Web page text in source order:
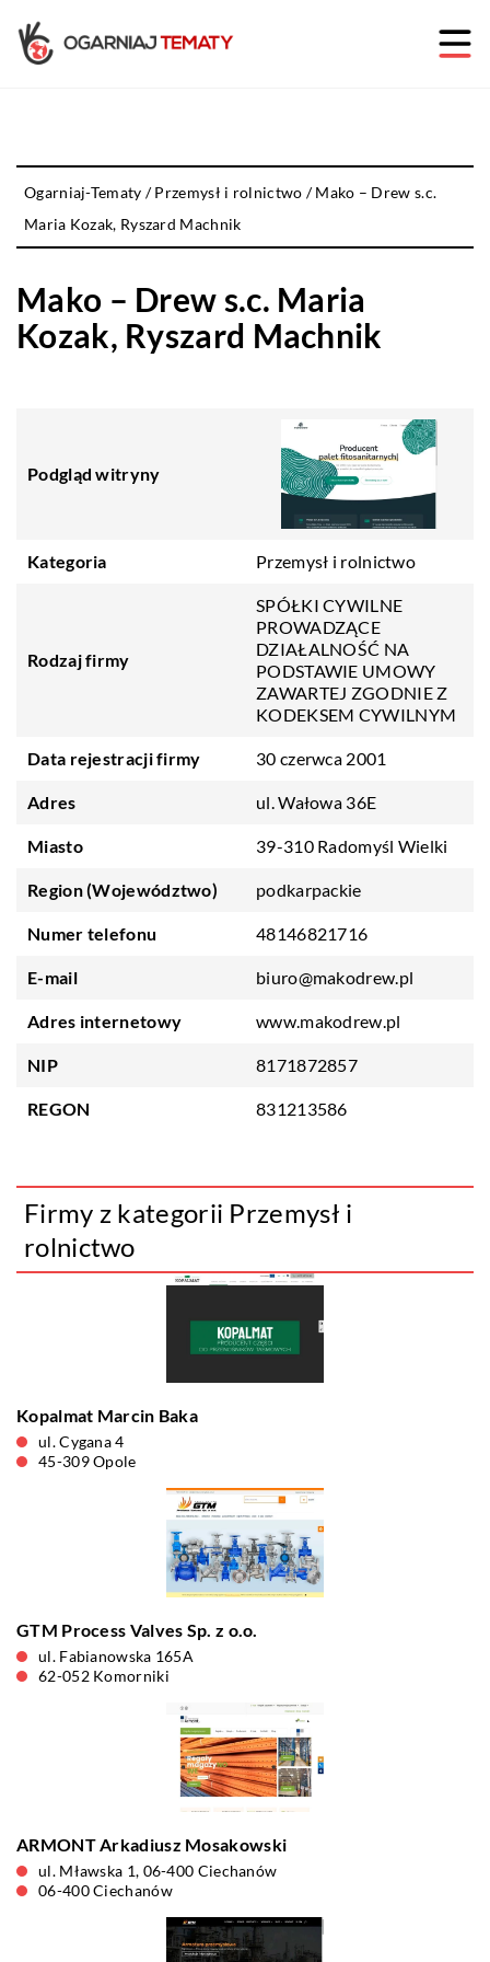
Ogarniaj-Tematy /Przemysł i rolnictwo /Mako – Drew s.c.
Maria Kozak, Ryszard Machnik
Mako – Drew s.c. Maria
Kozak, Ryszard Machnik
Podgląd witryny
Kategoria Przemysł i rolnictwo
Rodzaj firmy
SPÓŁKI CYWILNE
PROWADZĄCE
DZIAŁALNOŚĆ NA
PODSTAWIE UMOWY
ZAWARTEJ ZGODNIE Z
KODEKSEM CYWILNYM
Data rejestracji firmy 30 czerwca 2001
Adres ul. Wałowa 36E
Miasto 39-310 Radomyśl Wielki
Region (Województwo) podkarpackie
Numer telefonu 48146821716
E-mail biuro@makodrew.pl
Adres internetowy www.makodrew.pl
NIP 8171872857
REGON 831213586
Firmy z kategorii Przemysł i
rolnictwo
Kopalmat Marcin Baka
ul. Cygana 4
45-309 Opole
GTM Process Valves Sp. z o.o.
ul. Fabianowska 165A
62-052 Komorniki
ARMONT Arkadiusz Mosakowski
ul. Mławska 1, 06-400 Ciechanów
06-400 Ciechanów